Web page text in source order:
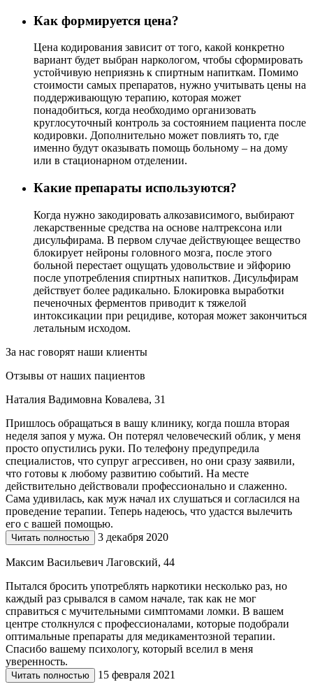
Как формируется цена?
Цена кодирования зависит от того, какой конкретно
вариант будет выбран наркологом, чтобы сформировать
устойчивую неприязнь к спиртным напиткам. Помимо
стоимости самых препаратов, нужно учитывать цены на
поддерживающую терапию, которая может
понадобиться, когда необходимо организовать
круглосуточный контроль за состоянием пациента после
кодировки. Дополнительно может повлиять то, где
именно будут оказывать помощь больному – на дому
или в стационарном отделении.
Какие препараты используются?
Когда нужно закодировать алкозависимого, выбирают
лекарственные средства на основе налтрексона или
дисульфирама. В первом случае действующее вещество
блокирует нейроны головного мозга, после этого
больной перестает ощущать удовольствие и эйфорию
после употребления спиртных напитков. Дисульфирам
действует более радикально. Блокировка выработки
печеночных ферментов приводит к тяжелой
интоксикации при рецидиве, которая может закончиться
летальным исходом.
За нас говорят наши клиенты
Отзывы от наших пациентов
Наталия Вадимовна Ковалева, 31
Пришлось обращаться в вашу клинику, когда пошла вторая
неделя запоя у мужа. Он потерял человеческий облик, у меня
просто опустились руки. По телефону предупредила
специалистов, что супруг агрессивен, но они сразу заявили,
что готовы к любому развитию событий. На месте
действительно действовали профессионально и слаженно.
Сама удивилась, как муж начал их слушаться и согласился на
проведение терапии. Теперь надеюсь, что удастся вылечить
его с вашей помощью.
Читать полностью 3 декабря 2020
Максим Васильевич Лаговский, 44
Пытался бросить употреблять наркотики несколько раз, но
каждый раз срывался в самом начале, так как не мог
справиться с мучительными симптомами ломки. В вашем
центре столкнулся с профессионалами, которые подобрали
оптимальные препараты для медикаментозной терапии.
Спасибо вашему психологу, который вселил в меня
уверенность.
Читать полностью 15 февраля 2021